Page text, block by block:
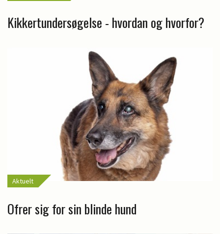
Kikkertundersøgelse - hvordan og hvorfor?
Aktuelt
Ofrer sig for sin blinde hund